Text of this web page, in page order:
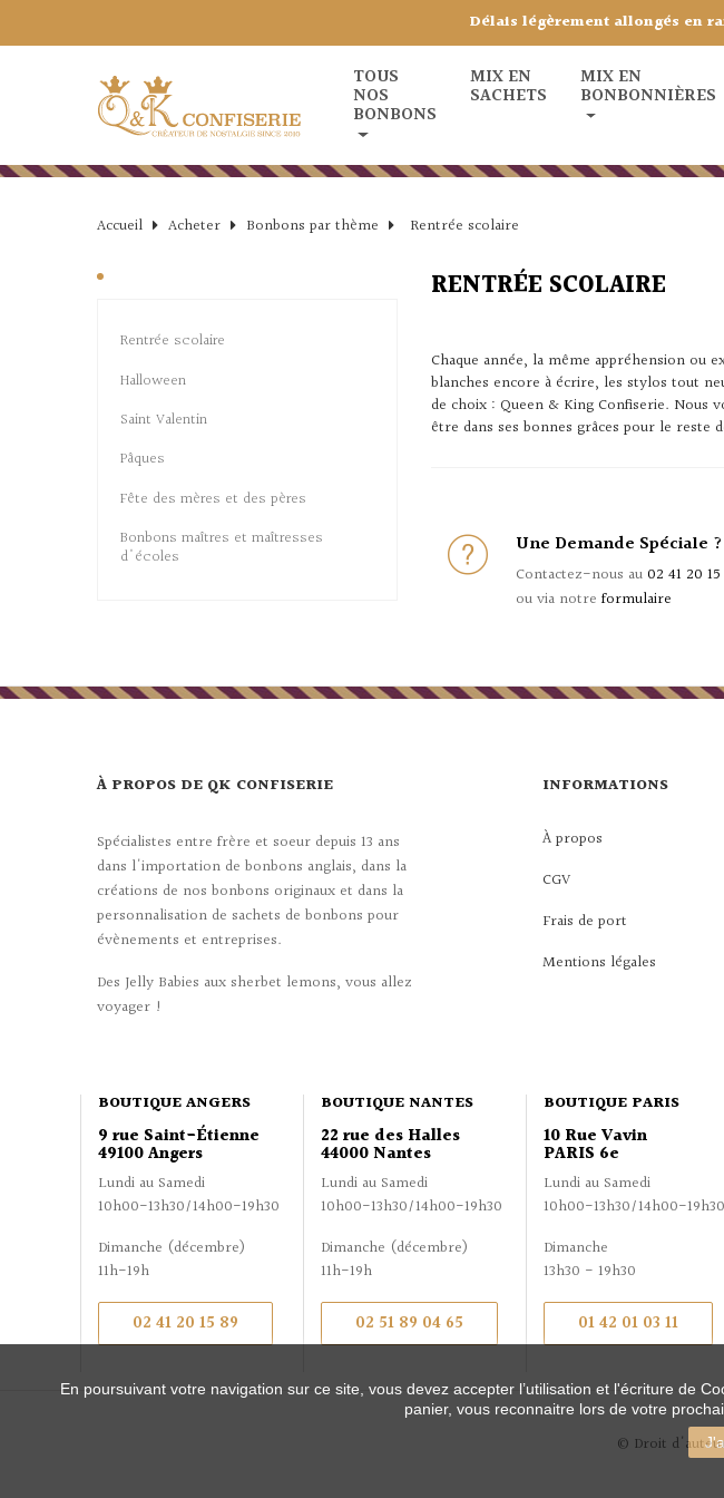
Délais légèrement allongés en
TOUS
NOS
BONBONS
MIX EN
SACHETS
MIX EN
BONBONNIÈRES
Accueil Acheter Bonbons par thème Rentrée scolaire
Rentrée scolaire
Halloween
Saint Valentin
Pâques
Fête des mères et des pères
Bonbons maîtres et maîtresses
d'écoles
RENTRÉE SCOLAIRE
Chaque année, la même appréhension ou
blanches encore à écrire, les stylos tout
de choix : Queen & King Confiserie.
être dans ses bonnes grâces pour le reste
Une Demande Spéciale ?
Contactez-nous au 02 41 20
ou via notre formulaire
À PROPOS DE QK CONFISERIE
Spécialistes entre frère et soeur depuis 13 ans
dans l'importation de bonbons anglais, dans la
créations de nos bonbons originaux et dans la
personnalisation de sachets de bonbons pour
évènements et entreprises.
Des Jelly Babies aux sherbet lemons, vous allez
voyager !
INFORMATIONS
À propos
CGV
Frais de port
Mentions légales
BOUTIQUE ANGERS
9 rue Saint-Étienne
49100 Angers
Lundi au Samedi
10h00-13h30/14h00-19h30
Dimanche (décembre)
11h-19h
02 41 20 15 89
BOUTIQUE NANTES
22 rue des Halles
44000 Nantes
Lundi au Samedi
10h00-13h30/14h00-19h30
Dimanche (décembre)
11h-19h
02 51 89 04 65
BOUTIQUE PARIS
10 Rue Vavin
PARIS 6e
Lundi au Samedi
10h00-13h30/14h00-19h30
Dimanche
13h30 - 19h30
01 42 01 03 11
En poursuivant votre navigation sur ce site, vous devez accepter l’utilisation et l'écriture de
panier, vous reconnaitre lors de votre
© Droit